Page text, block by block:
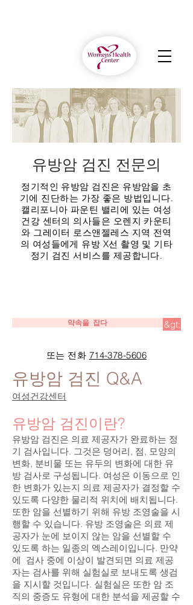
유방암 검진 전문의
정기적인 유방암 검진은 유방암을 초
기에 진단하는 가장 좋은 방법입니다.
캘리포니아 파운틴 밸리에 있는 여성
건강 센터의 의사들은 오렌지 카운티
와 그레이터 로스앤젤레스 지역 전역
의 여성들에게 유방 X선 촬영 및 기타
정기 검진 서비스를 제공합니다.
약속을 잡다 &gt;
또는 전화 714-378-5606
유방암 검진 Q&A
여성건강센터
유방암 검진이란?
유방암 검진은 의료 제공자가 완료하는 정
기 검사입니다. 그것은 덩어리, 점, 모양의
변화, 분비물 또는 유두의 변화에 대한 유
방 검사로 구성됩니다. 여성은 이동으로 인
한 변화가 있는지 의료 제공자가 결정할 수
있도록 다양한 물리적 위치에 배치됩니다.
또한 암을 선별하기 위해 유방 조영술을 시
행할 수 있습니다. 유방 조영술은 의료 제
공자가 눈에 보이지 않는 암을 선별할 수
있도록 하는 일종의 엑스레이입니다. 만약
에 검사 중에 이상이 발견되면 의료 제공
자는 검사를 위해 실험실로 보내도록 생검
을 지시할 것입니다. 실험실은 또한 암 조
직의 중증도 유형에 대한 분석을 제공할 수